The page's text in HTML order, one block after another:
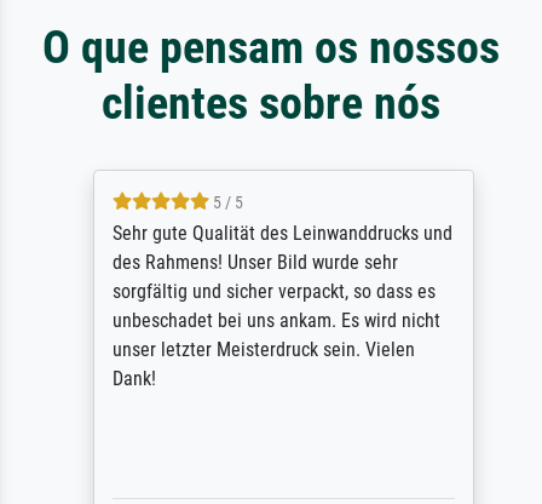
O que pensam os nossos
clientes sobre nós
5 / 5
Sehr gute Qualität des Leinwanddrucks und
des Rahmens! Unser Bild wurde sehr
sorgfältig und sicher verpackt, so dass es
unbeschadet bei uns ankam. Es wird nicht
unser letzter Meisterdruck sein. Vielen
Dank!